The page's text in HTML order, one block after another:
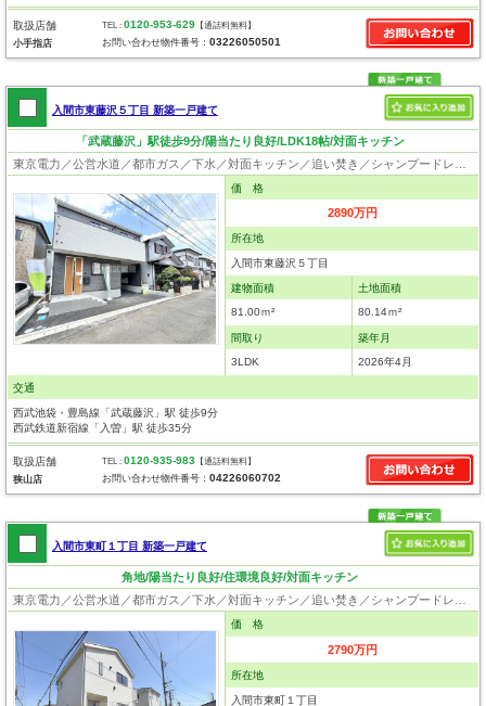
取扱店舗
小手指店
TEL :0120-953-629 【通話料無料】
お問い合わせ物件番号：03226050501
入間市東藤沢５丁目 新築一戸建て
「武蔵藤沢」駅徒歩9分/陽当たり良好/LDK18帖/対面キッチン
価 格
2890万円
所在地
入間市東藤沢５丁目
建物面積
81.00ｍ²
土地面積
80.14ｍ²
間取り
3LDK
築年月
2026年4月
交通
西武池袋・豊島線「武蔵藤沢」駅 徒歩9分
西武鉄道新宿線「入曽」駅 徒歩35分
取扱店舗
狭山店
TEL :0120-935-983 【通話料無料】
お問い合わせ物件番号：04226060702
入間市東町１丁目 新築一戸建て
角地/陽当たり良好/住環境良好/対面キッチン
価 格
2790万円
所在地
入間市東町１丁目